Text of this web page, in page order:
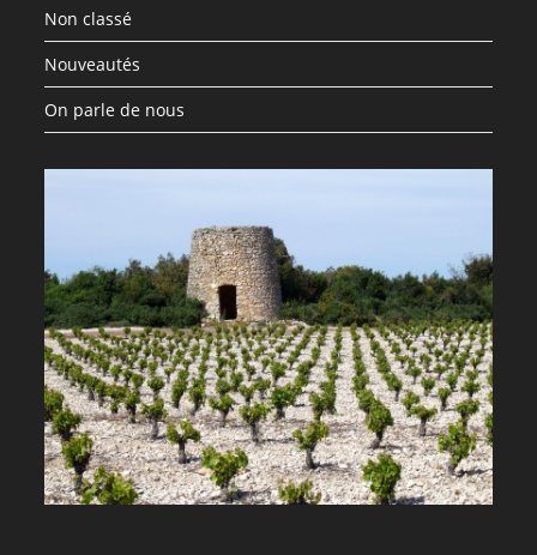
Non classé
Nouveautés
On parle de nous